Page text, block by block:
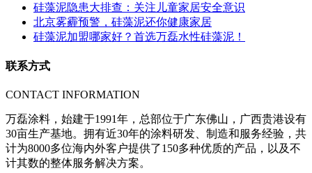
硅藻泥隐患大排查：关注儿童家居安全意识
北京雾霾预警，硅藻泥还你健康家居
硅藻泥加盟哪家好？首选万磊水性硅藻泥！
联系方式
CONTACT INFORMATION
万磊涂料，始建于1991年，总部位于广东佛山，广西贵港设有
30亩生产基地。拥有近30年的涂料研发、制造和服务经验，共
计为8000多位海内外客户提供了150多种优质的产品，以及不
计其数的整体服务解决方案。